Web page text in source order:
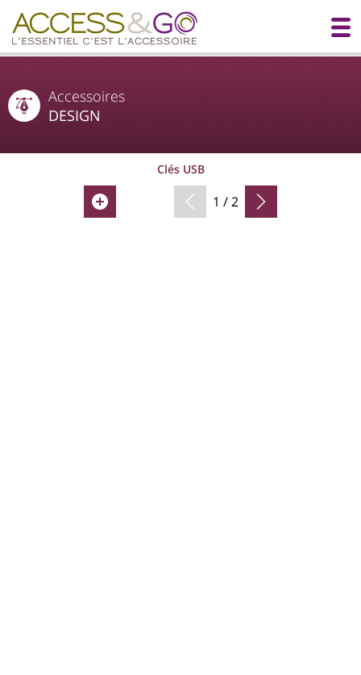
Accessoires
DESIGN
Clés USB
1 / 2